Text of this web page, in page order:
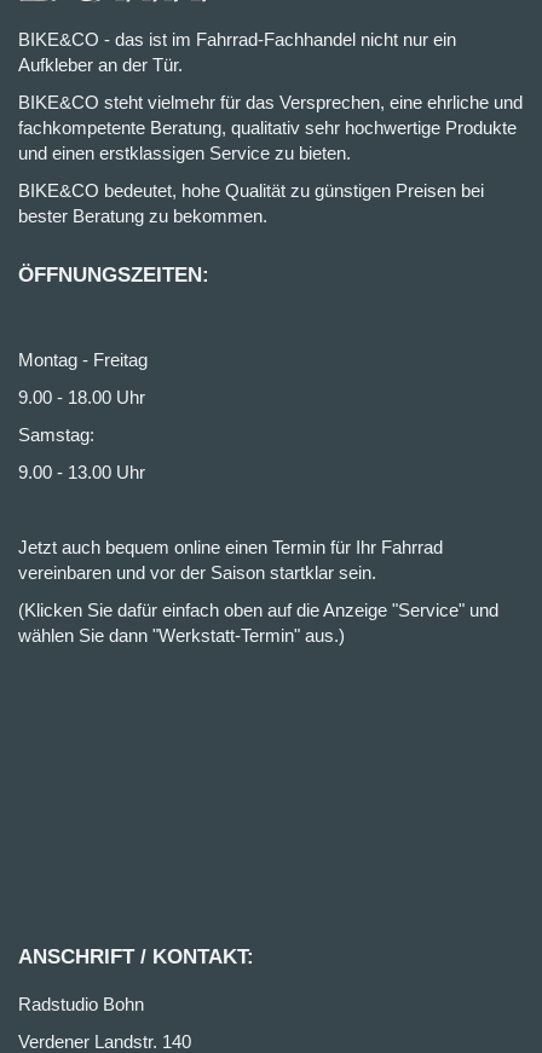
BIKE&CO - das ist im Fahrrad-Fachhandel nicht nur ein
Aufkleber an der Tür.
BIKE&CO steht vielmehr für das Versprechen, eine ehrliche und
fachkompetente Beratung, qualitativ sehr hochwertige Produkte
und einen erstklassigen Service zu bieten.
BIKE&CO bedeutet, hohe Qualität zu günstigen Preisen bei
bester Beratung zu bekommen.
ÖFFNUNGSZEITEN:
Montag - Freitag
9.00 - 18.00 Uhr
Samstag:
9.00 - 13.00 Uhr
Jetzt auch bequem online einen Termin für Ihr Fahrrad
vereinbaren und vor der Saison startklar sein.
(Klicken Sie dafür einfach oben auf die Anzeige "Service" und
wählen Sie dann "Werkstatt-Termin" aus.)
ANSCHRIFT / KONTAKT:
Radstudio Bohn
Verdener Landstr. 140